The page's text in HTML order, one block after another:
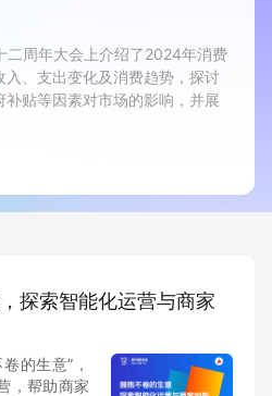
战略合作
帮助中心
行业报告
二周年大会上介绍了2024年消费
、支出变化及消费趋势，探讨
贴等因素对市场的影响，并展
探索智能化运营与商家
的生意”，
，帮助商家